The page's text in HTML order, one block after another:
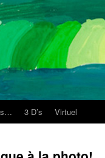
3 D’s Virtuel